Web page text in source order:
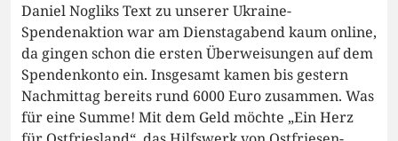
Daniel Nogliks Text zu unserer Ukraine-
Spendenaktion war am Dienstagabend kaum online,
da gingen schon die ersten Überweisungen auf dem
Spendenkonto ein. Insgesamt kamen bis gestern
Nachmittag bereits rund 6000 Euro zusammen. Was
für eine Summe! Mit dem Geld möchte „Ein Herz